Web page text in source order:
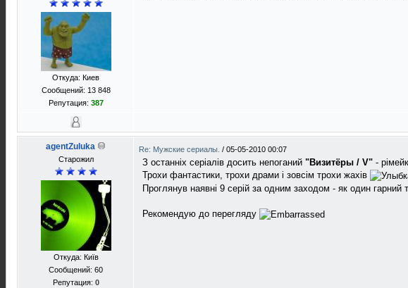
Откуда: Киев
Сообщений: 13 848
Репутация: 387
agentZuluka
Старожил
Откуда: Київ
Сообщений: 60
Репутация: 0
Re: Мужские сериалы. / 05-05-2010 00:07
З останніх серіалів досить непоганий "Визитёры / V" -
Трохи фантастики, трохи драми і зовсім трохи жахів
Проглянув наявні 9 серій за одним заходом - як один гарний
Рекомендую до перегляду